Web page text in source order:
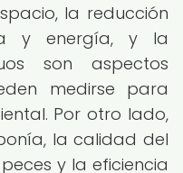
la reducción
y energía, y la
son aspectos
medirse para
Por otro lado,
la calidad del
y la eficiencia